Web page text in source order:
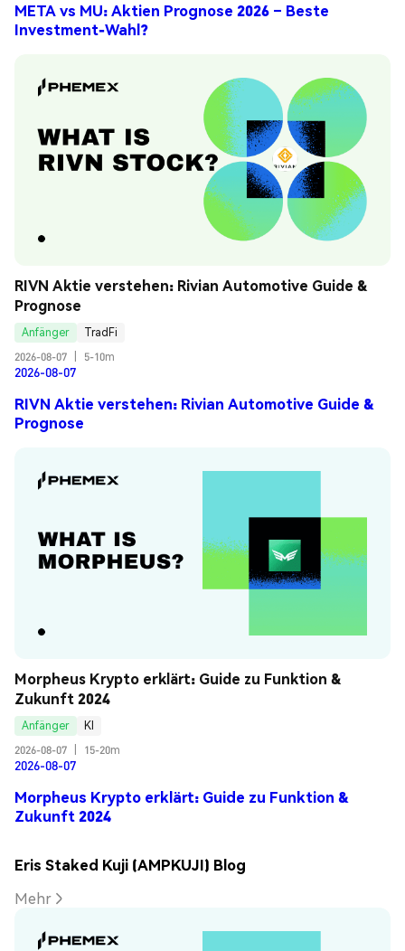
META vs MU: Aktien Prognose 2026 – Beste
Investment-Wahl?
RIVN Aktie verstehen: Rivian Automotive Guide &
Prognose
Anfänger
TradFi
2026-08-07
5-10m
2026-08-07
RIVN Aktie verstehen: Rivian Automotive Guide &
Prognose
Morpheus Krypto erklärt: Guide zu Funktion &
Zukunft 2024
Anfänger
KI
2026-08-07
15-20m
2026-08-07
Morpheus Krypto erklärt: Guide zu Funktion &
Zukunft 2024
Eris Staked Kuji (AMPKUJI) Blog
Mehr